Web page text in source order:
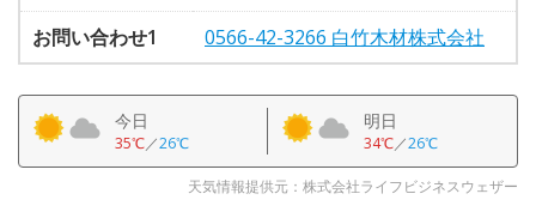
お問い合わせ1
0566-42-3266 白竹木材株式会社
今日
35℃／26℃
明日
34℃／26℃
天気情報提供元：株式会社ライフビジネスウェザー